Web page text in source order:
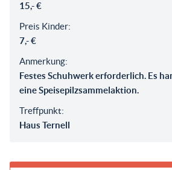
15,- €
Preis Kinder:
7,- €
Anmerkung:
Festes Schuhwerk erforderlich. Es
eine Speisepilzsammelaktion.
Treffpunkt:
Haus Ternell